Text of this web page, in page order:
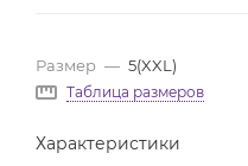
Размер — 5(XXL)
Таблица размеров
Характеристики